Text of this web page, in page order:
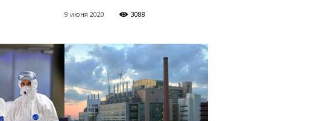
9 июня 2020 3088